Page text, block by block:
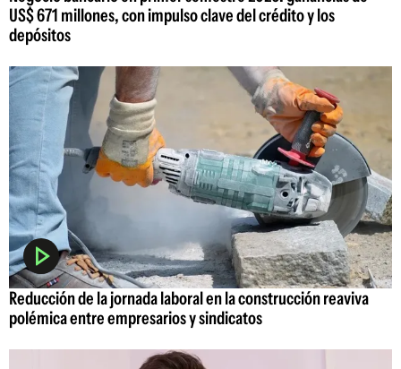
US$ 671 millones, con impulso clave del crédito y los
depósitos
Reducción de la jornada laboral en la construcción reaviva
polémica entre empresarios y sindicatos